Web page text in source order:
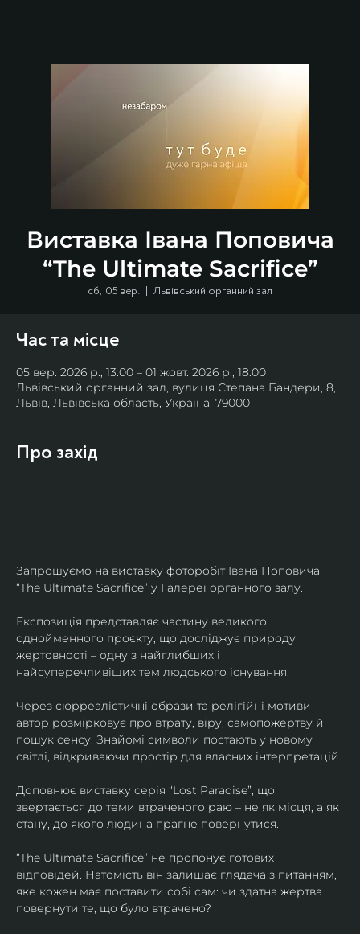
Виставка Івана Поповича
“The Ultimate Sacrifice”
сб, 05 вер.
  |
Львівський органний зал
Час та місце
05 вер. 2026 р., 13:00 – 01 жовт. 2026 р., 18:00
Львівський органний зал, вулиця Степана Бандери, 8,
Львів, Львівська область, Україна, 79000
Про захід
Запрошуємо на виставку фоторобіт Івана Поповича
“The Ultimate Sacrifice” у Галереї органного залу.
Експозиція представляє частину великого
однойменного проєкту, що досліджує природу
жертовності – одну з найглибших і
найсуперечливіших тем людського існування.
Через сюрреалістичні образи та релігійні мотиви
автор розмірковує про втрату, віру, самопожертву й
пошук сенсу. Знайомі символи постають у новому
світлі, відкриваючи простір для власних інтерпретацій.
Доповнює виставку серія “Lost Paradise”, що
звертається до теми втраченого раю – не як місця, а як
стану, до якого людина прагне повернутися.
“The Ultimate Sacrifice” не пропонує готових
відповідей. Натомість він залишає глядача з питанням,
яке кожен має поставити собі сам: чи здатна жертва
повернути те, що було втрачено?